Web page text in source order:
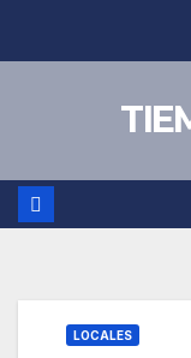
LOCALES